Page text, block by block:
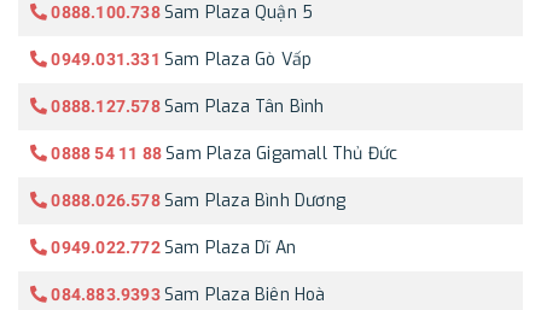
0888.100.738 Sam Plaza Quận 5
0949.031.331 Sam Plaza Gò Vấp
0888.127.578 Sam Plaza Tân Bình
0888 54 11 88 Sam Plaza Gigamall Thủ Đức
0888.026.578 Sam Plaza Bình Dương
0949.022.772 Sam Plaza Dĩ An
084.883.9393 Sam Plaza Biên Hoà